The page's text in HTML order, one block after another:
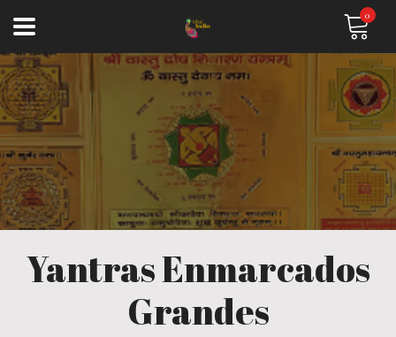
0
Yantras Enmarcados
Grandes